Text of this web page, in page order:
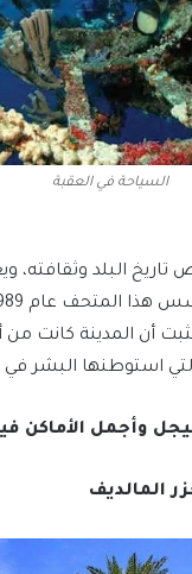
السياحة في العقبة
البلد وثقافته،
أن المدينة كانت
استوطنها البشر
وأجمل الأماكن
المالديف